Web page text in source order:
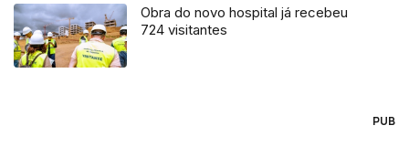
Obra do novo hospital já recebeu
724 visitantes
PUB